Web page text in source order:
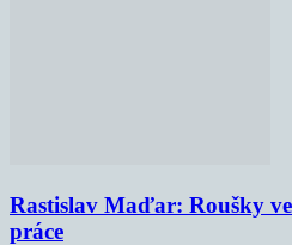
Rastislav Maďar: Roušky
práce